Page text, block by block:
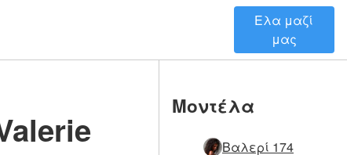
Ελα μαζί
μας
Μοντέλα
Βαλερί 174